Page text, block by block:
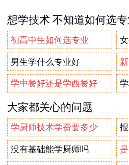
想学技术 不知道如何选专
初高中生如何选专业
男生学什么专业好
学中餐好还是学西餐好
大家都关心的问题
学厨师技术学费要多少
没有基础能学厨师吗